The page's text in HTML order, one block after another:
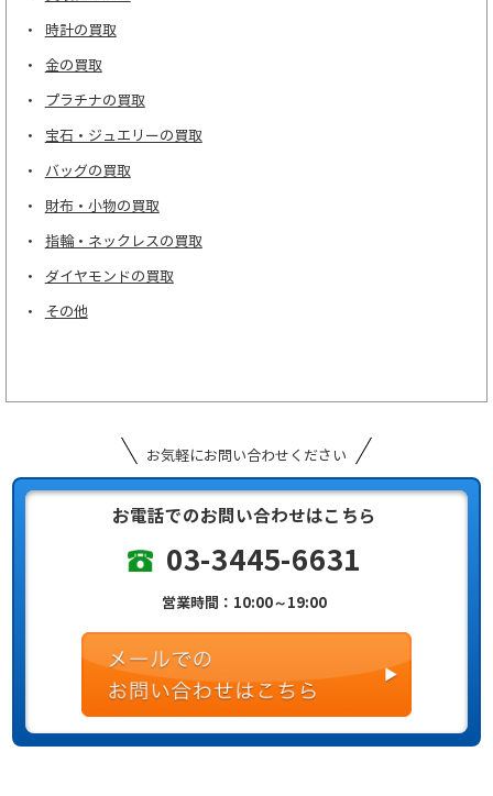
時計の買取
金の買取
プラチナの買取
宝石・ジュエリーの買取
バッグの買取
財布・小物の買取
指輪・ネックレスの買取
ダイヤモンドの買取
その他
お気軽にお問い合わせください
お電話でのお問い合わせはこちら
03-3445-6631
営業時間：10:00～19:00